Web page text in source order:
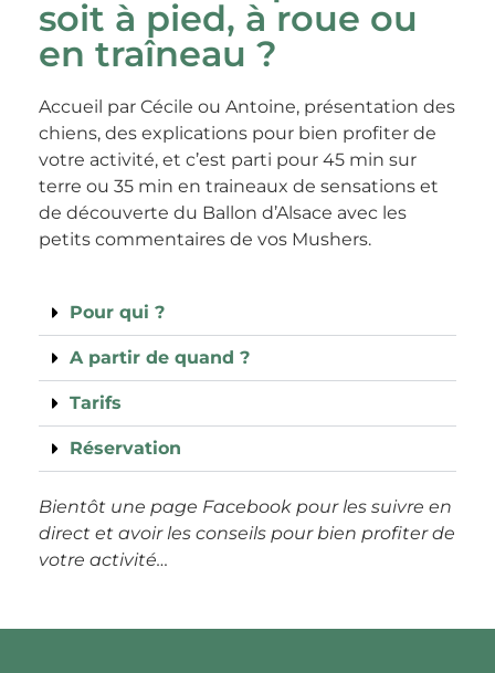
soit à pied, à roue ou
en traîneau ?
Accueil par Cécile ou Antoine, présentation des
chiens, des explications pour bien profiter de
votre activité, et c’est parti pour 45 min sur
terre ou 35 min en traineaux de sensations et
de découverte du Ballon d’Alsace avec les
petits commentaires de vos Mushers.
Pour qui ?
A partir de quand ?
Tarifs
Réservation
Bientôt une page Facebook pour les suivre en
direct et avoir les conseils pour bien profiter de
votre activité…